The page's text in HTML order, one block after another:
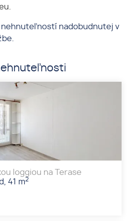
nehnuteľností nadobudnutej v
loggiou na Terase
41 m2